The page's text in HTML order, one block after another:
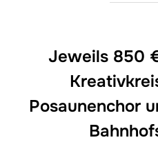
Jeweils 850
Posaunenchor